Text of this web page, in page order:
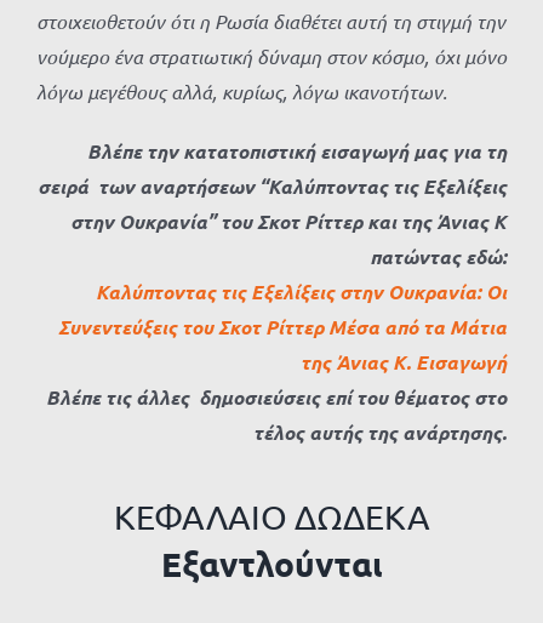
στοιχειοθετούν ότι η Ρωσία διαθέτει αυτή τη στιγμή την
νούμερο ένα στρατιωτική δύναμη στον κόσμο, όχι μόνο
λόγω μεγέθους αλλά, κυρίως, λόγω ικανοτήτων.
Βλέπε την κατατοπιστική εισαγωγή μας για τη
σειρά των αναρτήσεων “Καλύπτοντας τις Εξελίξεις
στην Ουκρανία” του Σκοτ Ρίττερ και της Άνιας Κ
πατώντας εδώ:
Καλύπτοντας τις Εξελίξεις στην Ουκρανία: Οι
Συνεντεύξεις του Σκοτ Ρίττερ Μέσα από τα Μάτια
της Άνιας Κ. Εισαγωγή
Βλέπε τις άλλες δημοσιεύσεις επί του θέματος στο
τέλος αυτής της ανάρτησης.
ΚΕΦΑΛΑΙΟ ΔΩΔΕΚΑ
Εξαντλούνται